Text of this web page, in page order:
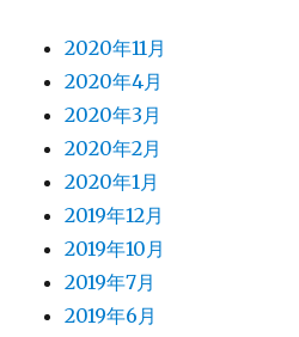
2020年11月
2020年4月
2020年3月
2020年2月
2020年1月
2019年12月
2019年10月
2019年7月
2019年6月